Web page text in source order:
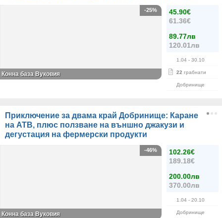
45.90€
61.36€
89.77лв
120.01лв
1.04 - 30.10
22 грабнати
Добринище
-25%
Конна база Вуковия
Приключение за двама край Добринище: Каране
на АТВ, плюс ползване на външно джакузи и
дегустация на фермерски продукти
102.26€
189.18€
200.00лв
370.00лв
1.04 - 20.10
Добринище
-46%
Конна база Вуковия